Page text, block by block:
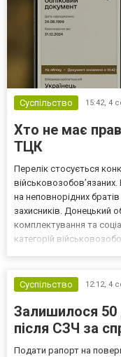
Суспільство 15:42, 4
Хто не має
ТЦК
Перелік стосується
на неповнорідних
захисників. Донецький
комплектування та
категорій
Суспільство
12:12, 4
Залишилося 50
після СЗЧ за
Подати рапорт на